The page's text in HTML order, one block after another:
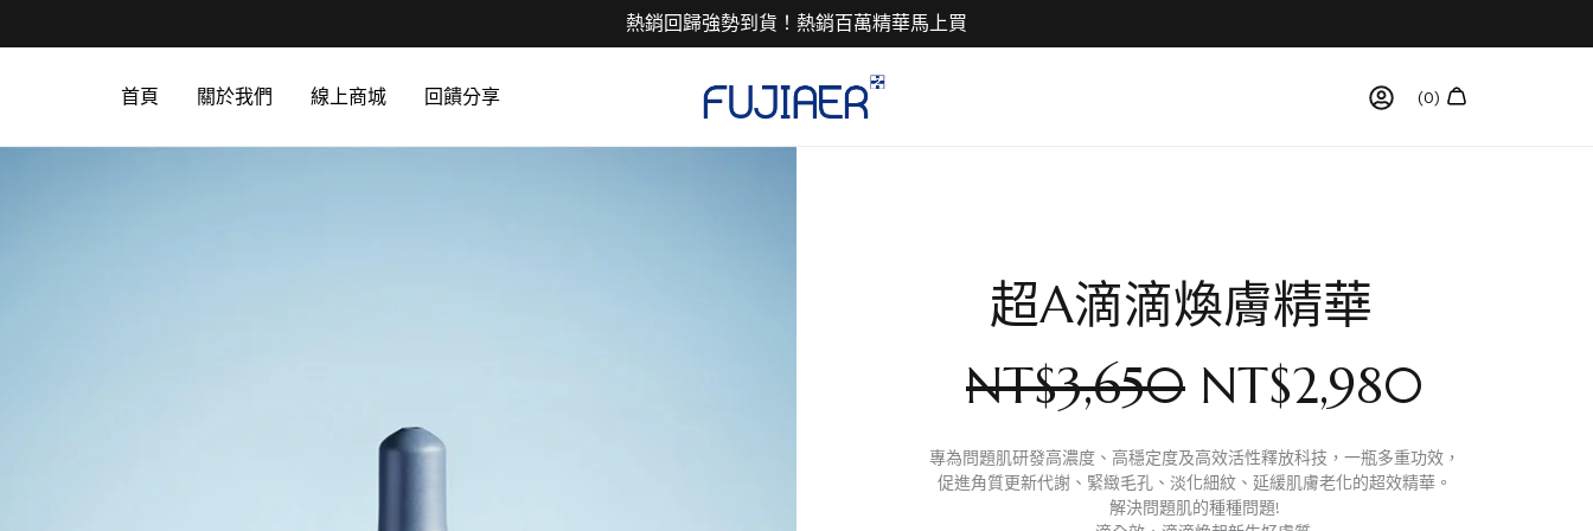
熱銷回歸強勢到貨！熱銷百萬精華馬上買
首頁 關於我們 線上商城 回饋分享
超A滴滴煥膚精華
NT$3,650 NT$2,980
專為問題肌研發高濃度、高穩定度及高效活性釋放科技，一瓶多重功效，
促進角質更新代謝、緊緻毛孔、淡化細紋、延緩肌膚老化的超效精華。
解決問題肌的種種問題!